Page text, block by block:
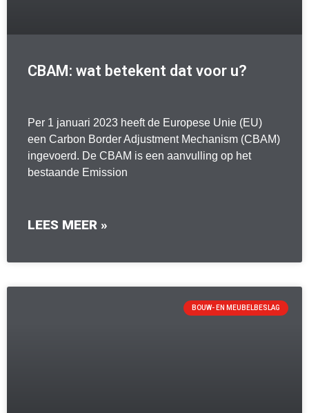
CBAM: wat betekent dat voor u?
Per 1 januari 2023 heeft de Europese Unie (EU)
een Carbon Border Adjustment Mechanism (CBAM)
ingevoerd. De CBAM is een aanvulling op het
bestaande Emission
LEES MEER »
BOUW- EN MEUBELBESLAG